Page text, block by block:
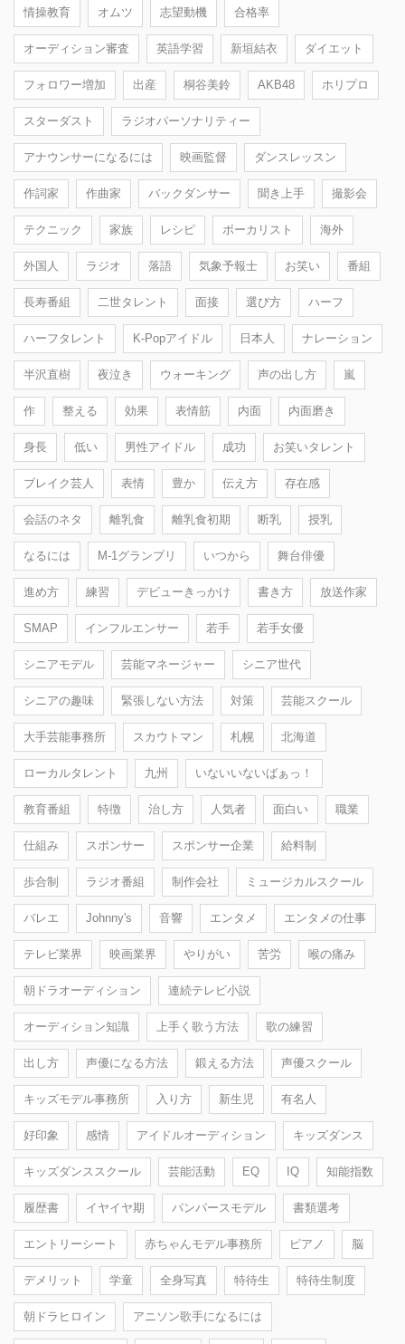
情操教育 オムツ 志望動機 合格率
オーディション審査 英語学習 新垣結衣 ダイエット
フォロワー増加 出産 桐谷美鈴 AKB48 ホリプロ
スターダスト ラジオパーソナリティー
アナウンサーになるには 映画監督 ダンスレッスン
作詞家 作曲家 バックダンサー 聞き上手 撮影会
テクニック 家族 レシピ ボーカリスト 海外
外国人 ラジオ 落語 気象予報士 お笑い 番組
長寿番組 二世タレント 面接 選び方 ハーフ
ハーフタレント K-Popアイドル 日本人 ナレーション
半沢直樹 夜泣き ウォーキング 声の出し方 嵐
作 整える 効果 表情筋 内面 内面磨き
身長 低い 男性アイドル 成功 お笑いタレント
ブレイク芸人 表情 豊か 伝え方 存在感
会話のネタ 離乳食 離乳食初期 断乳 授乳
なるには M-1グランプリ いつから 舞台俳優
進め方 練習 デビューきっかけ 書き方 放送作家
SMAP インフルエンサー 若手 若手女優
シニアモデル 芸能マネージャー シニア世代
シニアの趣味 緊張しない方法 対策 芸能スクール
大手芸能事務所 スカウトマン 札幌 北海道
ローカルタレント 九州 いないいないばぁっ！
教育番組 特徴 治し方 人気者 面白い 職業
仕組み スポンサー スポンサー企業 給料制
歩合制 ラジオ番組 制作会社 ミュージカルスクール
バレエ Johnny's 音響 エンタメ エンタメの仕事
テレビ業界 映画業界 やりがい 苦労 喉の痛み
朝ドラオーディション 連続テレビ小説
オーディション知識 上手く歌う方法 歌の練習
出し方 声優になる方法 鍛える方法 声優スクール
キッズモデル事務所 入り方 新生児 有名人
好印象 感情 アイドルオーディション キッズダンス
キッズダンススクール 芸能活動 EQ IQ 知能指数
履歴書 イヤイヤ期 パンパースモデル 書類選考
エントリーシート 赤ちゃんモデル事務所 ピアノ 脳
デメリット 学童 全身写真 特待生 特待生制度
朝ドラヒロイン アニソン歌手になるには